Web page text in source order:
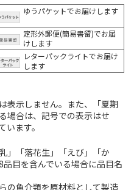
ゆうパケットでお届けします
定形外郵便(簡易書留)でお届
けします
レターパックライトでお届け
します
表示しません。また、「夏期
場合は、記号での表示はせ
ます。
」「落花生」「えび」「か
目を含んでいる場合に品目名
の魚介類を原材料として製造